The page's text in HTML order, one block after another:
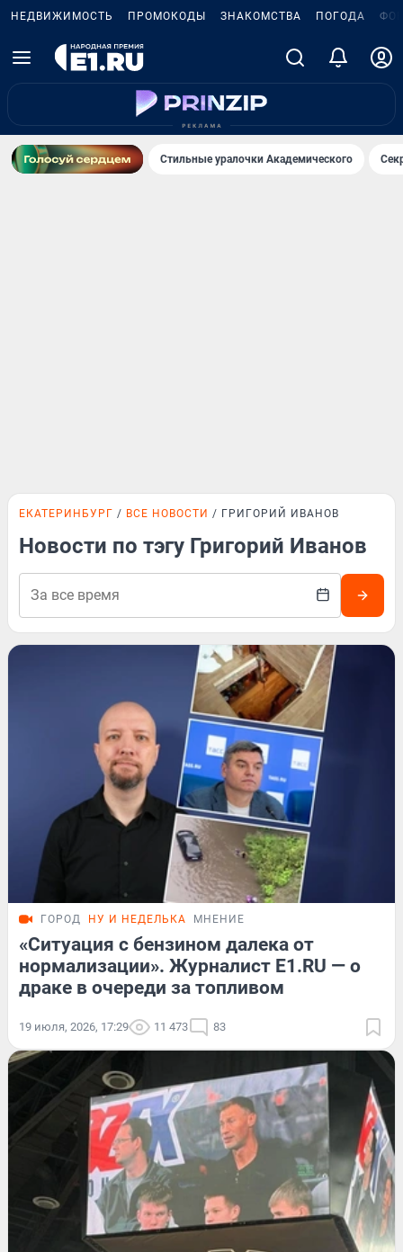
НЕДВИЖИМОСТЬ ПРОМОКОДЫ ЗНАКОМСТВА ПОГОДА
Стильные уралочки Академического
ЕКАТЕРИНБУРГ ВСЕ НОВОСТИ ГРИГОРИЙ ИВАНОВ
Новости по тэгу Григорий Иванов
ГОРОД НУ И НЕДЕЛЬКА МНЕНИЕ
«Ситуация с бензином далека от
нормализации». Журналист E1.RU — о
драке в очереди за топливом
19 июля, 2026, 17:29 11 473 83